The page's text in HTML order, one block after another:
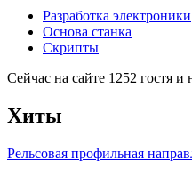
Разработка электроники
Основа станка
Скрипты
Сейчас на сайте 1252 гостя и
Хиты
Рельсовая профильная